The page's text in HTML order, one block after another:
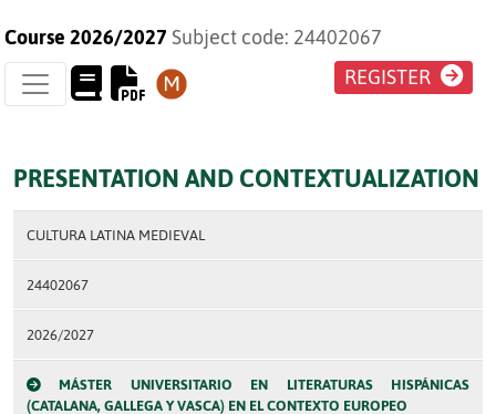
Course 2026/2027 Subject code: 24402067
REGISTER
PRESENTATION AND CONTEXTUALIZATION
CULTURA LATINA MEDIEVAL
24402067
2026/2027
MÁSTER UNIVERSITARIO EN LITERATURAS HISPÁNICAS
(CATALANA, GALLEGA Y VASCA) EN EL CONTEXTO EUROPEO